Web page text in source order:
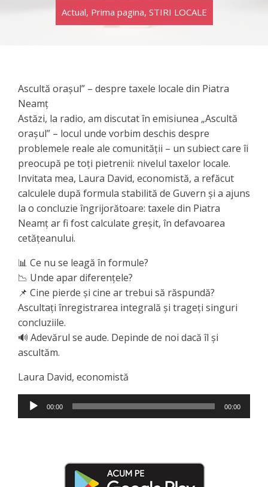
Actual, Prima pagina, STIRI LOCALE
Ascultă orașul” – despre taxele locale din Piatra
Neamț
Astăzi, la radio, am discutat în emisiunea „Ascultă
orașul” – locul unde vorbim deschis despre
problemele reale ale comunității – un subiect care îi
preocupă pe toți pietrenii: nivelul taxelor locale.
Invitata mea, Laura David, economistă, a refăcut
calculele după formula stabilită de Guvern și a ajuns
la o concluzie îngrijorătoare: taxele din Piatra
Neamț ar fi fost calculate greșit, în defavoarea
cetățeanului.
📊 Ce nu se leagă în formule?
📉 Unde apar diferențele?
📌 Cine pierde și cine ar trebui să răspundă?
Ascultați înregistrarea integrală și trageți singuri
concluziile.
🔊 Adevărul se aude. Depinde de noi dacă îl și
ascultăm.
Laura David, economistă
Player
audio
00:00 00:00